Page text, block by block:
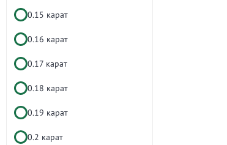
0.15 карат
0.16 карат
0.17 карат
0.18 карат
0.19 карат
0.2 карат